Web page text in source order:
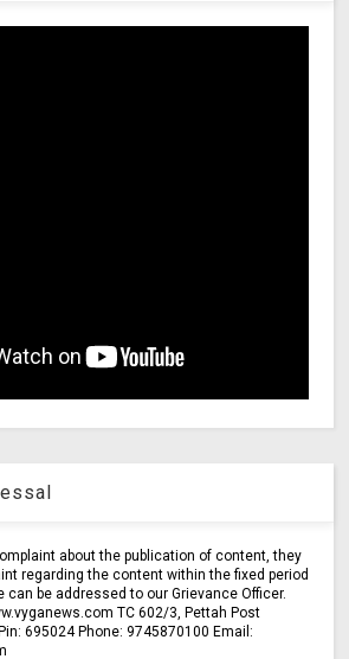
about the publication of content, they
regarding the content within the fixed period
can be addressed to our Grievance Officer.
TC 602/3, Pettah Post
695024 Phone: 9745870100 Email: